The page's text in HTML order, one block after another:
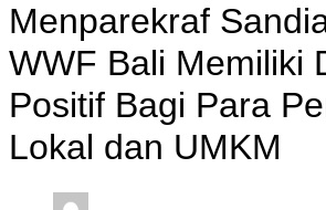
Menparekraf
WWF Bali Memiliki
Positif Bagi Para
Lokal dan UMKM